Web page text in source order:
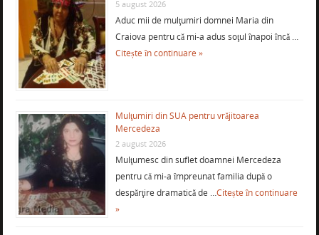
5 august 2026
Aduc mii de mulţumiri domnei Maria din
Craiova pentru că mi-a adus soţul înapoi încă …
Citește în continuare »
Mulţumiri din SUA pentru vrăjitoarea
Mercedeza
2 august 2026
Mulţumesc din suflet doamnei Mercedeza
pentru că mi-a împreunat familia după o
despărţire dramatică de …Citește în continuare
»